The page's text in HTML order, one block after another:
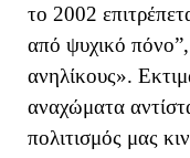
το 2002
από ψυχικό πόνο”
ανηλίκους».
αναχώματα
πολιτισμός μας